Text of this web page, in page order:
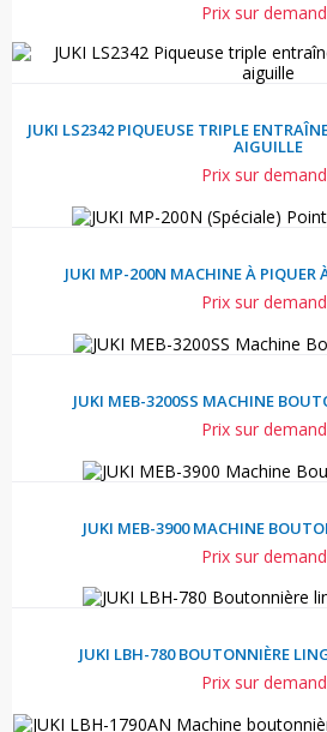
Prix sur
JUKI LS2342 PIQUEUSE TRIPLE
AIGUILLE
Prix sur
JUKI MP-200N MACHINE À PIQUER
Prix sur
JUKI MEB-3200SS MACHINE
Prix sur
JUKI MEB-3900 MACHINE
Prix sur
JUKI LBH-780 BOUTONNIÈRE
Prix sur